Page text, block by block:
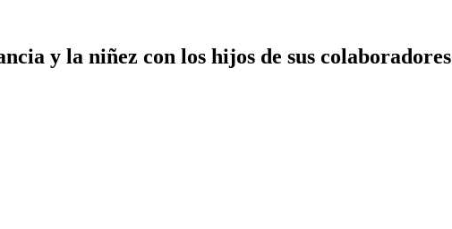
y la niñez con los hijos de sus colaboradores